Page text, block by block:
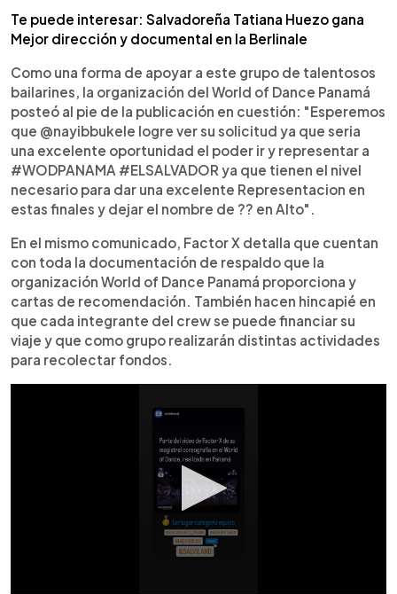
Te puede interesar: Salvadoreña Tatiana Huezo gana
Mejor dirección y documental en la Berlinale
Como una forma de apoyar a este grupo de talentosos
bailarines, la organización del World of Dance Panamá
posteó al pie de la publicación en cuestión: "Esperemos
que @nayibbukele logre ver su solicitud ya que seria
una excelente oportunidad el poder ir y representar a
#WODPANAMA #ELSALVADOR ya que tienen el nivel
necesario para dar una excelente Representacion en
estas finales y dejar el nombre de ?? en Alto".
En el mismo comunicado, Factor X detalla que cuentan
con toda la documentación de respaldo que la
organización World of Dance Panamá proporciona y
cartas de recomendación. También hacen hincapié en
que cada integrante del crew se puede financiar su
viaje y que como grupo realizarán distintas actividades
para recolectar fondos.